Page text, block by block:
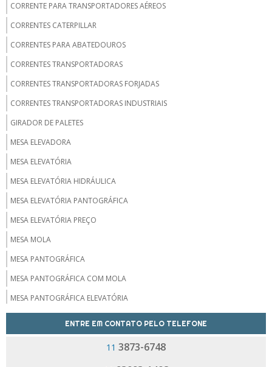
CORRENTE PARA TRANSPORTADORES AÉREOS
CORRENTES CATERPILLAR
CORRENTES PARA ABATEDOUROS
CORRENTES TRANSPORTADORAS
CORRENTES TRANSPORTADORAS FORJADAS
CORRENTES TRANSPORTADORAS INDUSTRIAIS
GIRADOR DE PALETES
MESA ELEVADORA
MESA ELEVATÓRIA
MESA ELEVATÓRIA HIDRÁULICA
MESA ELEVATÓRIA PANTOGRÁFICA
MESA ELEVATÓRIA PREÇO
MESA MOLA
MESA PANTOGRÁFICA
MESA PANTOGRÁFICA COM MOLA
MESA PANTOGRÁFICA ELEVATÓRIA
NIVELADORES DE CARGA
ENTRE EM CONTATO PELO TELEFONE
11 3873-6748